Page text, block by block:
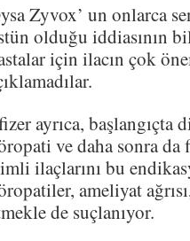
Zyvox’ un onlarca
olduğu iddiasının
için ilacın çok
ayrıca,
ve daha sonra
ilaçlarını bu
ameliyat
de suçlanıyor.